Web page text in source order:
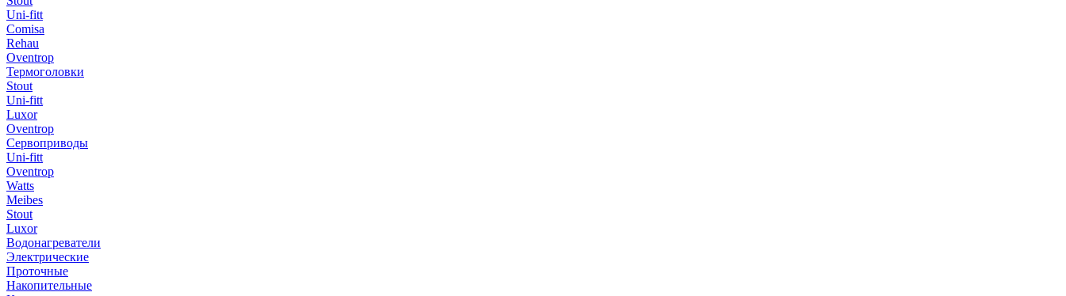
Uni-fitt
Comisa
Rehau
Oventrop
Термоголовки
Stout
Uni-fitt
Luxor
Oventrop
Сервоприводы
Uni-fitt
Oventrop
Watts
Meibes
Stout
Luxor
Водонагреватели
Электрические
Проточные
Накопительные